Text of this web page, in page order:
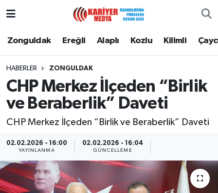
Zonguldak Ereğli Alaplı Kozlu Kilimli
HABERLER ZONGULDAK
CHP Merkez İlçeden “Birlik
ve Beraberlik” Daveti
CHP Merkez İlçeden “Birlik ve Beraberlik” Daveti
02.02.2026 - 16:00
YAYINLANMA
02.02.2026 - 16:04
GÜNCELLEME
Zonguldak
Alaplı
Kozlu
Çaycuma
Gökçebey
Zonguldak Nöbetçi Eczaneler
Zonguldak Namaz Vakitleri
Zonguldak Trafik Yoğunluk Haritası
Tüm Manşetler
Son Dakika Haberleri